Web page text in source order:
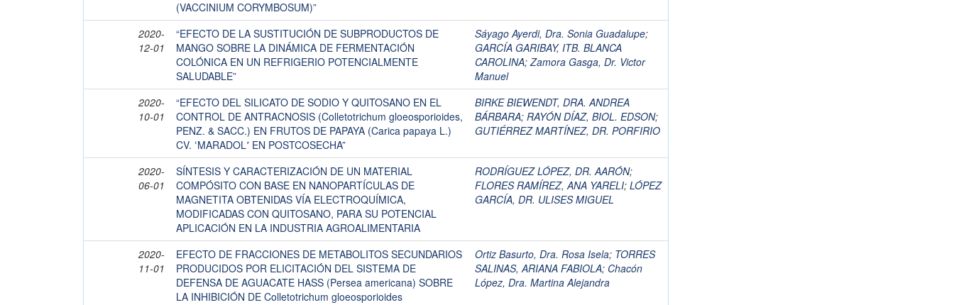
(VACCINIUM CORYMBOSUM)”
2020-
12-01
“EFECTO DE LA SUSTITUCIÓN DE SUBPRODUCTOS DE
MANGO SOBRE LA DINÁMICA DE FERMENTACIÓN
COLÓNICA EN UN REFRIGERIO POTENCIALMENTE
SALUDABLE”
Sáyago Ayerdi, Dra. Sonia Guadalupe;
GARCÍA GARIBAY, ITB. BLANCA
CAROLINA;Zamora Gasga, Dr. Victor
Manuel
2020-
10-01
“EFECTO DEL SILICATO DE SODIO Y QUITOSANO EN EL
CONTROL DE ANTRACNOSIS (Colletotrichum gloeosporioides,
PENZ. & SACC.) EN FRUTOS DE PAPAYA (Carica papaya L.)
CV. ՙMARADOL՚ EN POSTCOSECHA”
BIRKE BIEWENDT, DRA. ANDREA
BÁRBARA; RAYÓN DÍAZ, BIOL. EDSON;
GUTIÉRREZ MARTÍNEZ, DR. PORFIRIO
2020-
06-01
SÍNTESIS Y CARACTERIZACIÓN DE UN MATERIAL
COMPÓSITO CON BASE EN NANOPARTÍCULAS DE
MAGNETITA OBTENIDAS VÍA ELECTROQUÍMICA,
MODIFICADAS CON QUITOSANO, PARA SU POTENCIAL
APLICACIÓN EN LA INDUSTRIA AGROALIMENTARIA
RODRÍGUEZ LÓPEZ, DR. AARÓN;
FLORES RAMÍREZ, ANA YARELI; LÓPEZ
GARCÍA, DR. ULISES MIGUEL
2020-
11-01
EFECTO DE FRACCIONES DE METABOLITOS SECUNDARIOS
PRODUCIDOS POR ELICITACIÓN DEL SISTEMA DE
DEFENSA DE AGUACATE HASS (Persea americana) SOBRE
LA INHIBICIÓN DE Colletotrichum gloeosporioides
Ortiz Basurto, Dra. Rosa Isela; TORRES
SALINAS, ARIANA FABIOLA; Chacón
López, Dra. Martina Alejandra